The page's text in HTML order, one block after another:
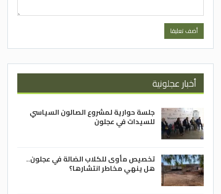
أخبار عجلونية
جلسة حوارية لمشروع الصالون السياسي
للسيدات في عجلون
تخصيص مأوى للكلاب الضالة في عجلون..
هل ينهي مخاطر انتشارها؟